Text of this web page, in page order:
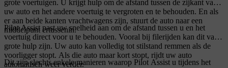
grote voertuigen. U krijgt hulp om de afstand tussen de zijkant van
uw auto en het andere voertuig te vergroten en te behouden. En als
er aan beide kanten vrachtwagens zijn, stuurt de auto naar een
middelpunt ertussenin.
Pilot Assist past uw snelheid aan om de afstand tussen u en het
voertuig direct voor u te behouden. Vooral bij filerijden kan dit van
grote hulp zijn. Uw auto kan volledig tot stilstand remmen als de
voorligger stopt. Als die auto maar kort stopt, rijdt uw auto
automatisch weer verder.
Dit zijn slechts enkele manieren waarop Pilot Assist u tijdens het